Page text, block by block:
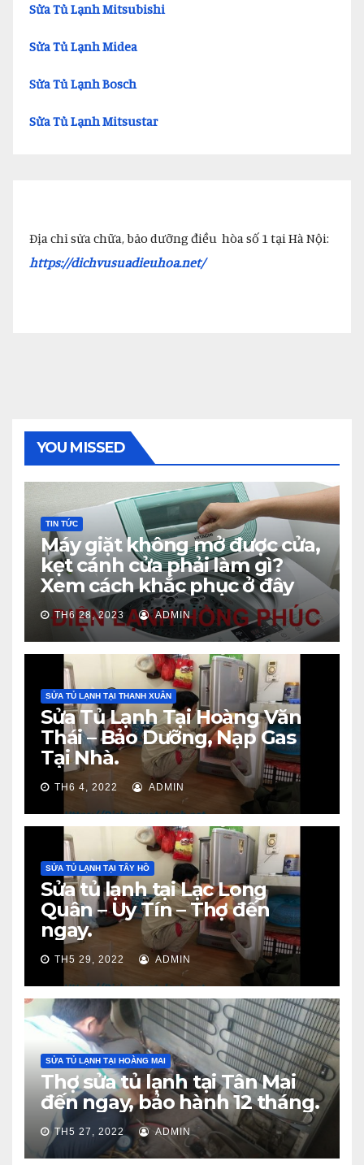
Sửa Tủ Lạnh Mitsubishi
Sửa Tủ Lạnh Midea
Sửa Tủ Lạnh Bosch
Sửa Tủ Lạnh Mitsustar
Địa chỉ sửa chữa, bảo dưỡng điều hòa số 1 tại Hà Nội:
https://dichvusuadieuhoa.net/
YOU MISSED
TIN TỨC
Máy giặt không mở được cửa,
kẹt cánh cửa phải làm gì?
Xem cách khắc phục ở đây
TH6 28, 2023 ADMIN
SỬA TỦ LẠNH TẠI THANH XUÂN
Sửa Tủ Lạnh Tại Hoàng Văn
Thái – Bảo Dưỡng, Nạp Gas
Tại Nhà.
TH6 4, 2022 ADMIN
SỬA TỦ LẠNH TẠI TÂY HỒ
Sửa tủ lạnh tại Lạc Long
Quân – Uy Tín – Thợ đến
ngay.
TH5 29, 2022 ADMIN
SỬA TỦ LẠNH TẠI HOÀNG MAI
Thợ sửa tủ lạnh tại Tân Mai
đến ngay, bảo hành 12 tháng.
TH5 27, 2022 ADMIN